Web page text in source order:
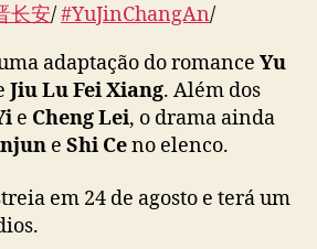
i
e
m
“
S
d
长安/#YuJinChangAn/
& video + broadcast on
24 August 2025.
#BiWenJun#ShiCe
#WuYuHengetc
adaptação do romance Yu
Jiu Lu Fei Xiang. Além dos
e Cheng Lei, o drama ainda
e Shi Ceno elenco.
em 24 de agosto e terá um